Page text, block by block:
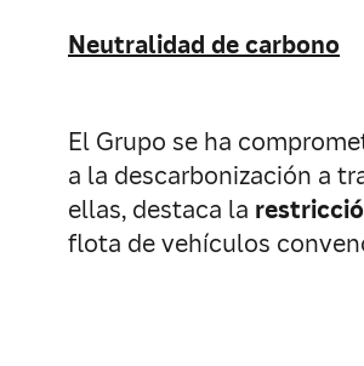
Neutralidad de carbono
El Grupo se ha
a la descarbonización a
ellas, destaca la
flota de vehículos